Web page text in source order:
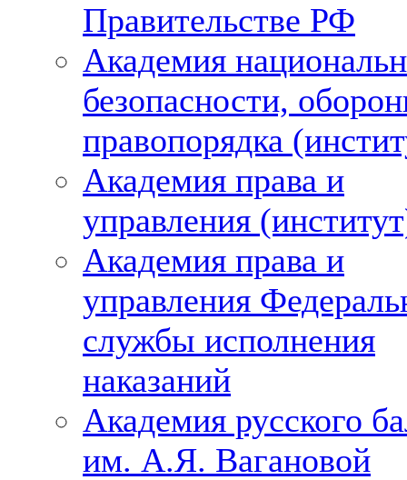
Правительстве РФ
Академия
безопасности,
правопорядка
Академия права и
управления
Академия права и
управления
службы исполнения
наказаний
Академия русского
им. А.Я. Вагановой